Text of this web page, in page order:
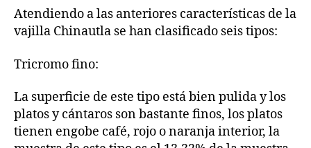
Atendiendo a las anteriores características de la
vajilla Chinautla se han clasificado seis tipos:
Tricromo fino:
La superficie de este tipo está bien pulida y los
platos y cántaros son bastante finos, los platos
tienen engobe café, rojo o naranja interior, la